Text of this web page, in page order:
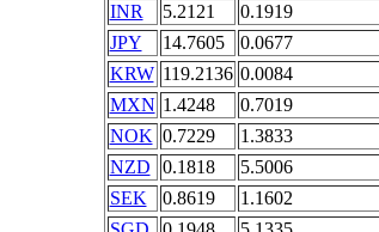
INR
5.2121
0.1919
JPY
14.7605
0.0677
KRW 119.2136 0.0084
MXN 1.4248
0.7019
NOK 0.7229
1.3833
NZD
0.1818
5.5006
SEK
0.8619
1.1602